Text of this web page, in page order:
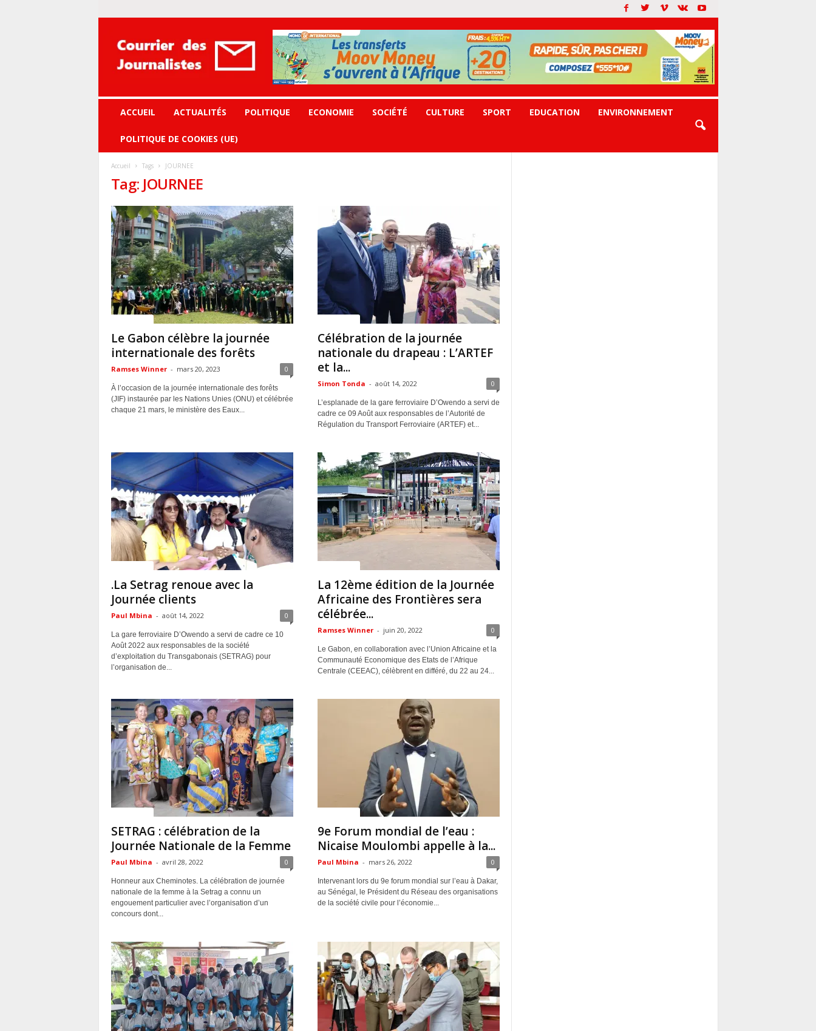
journalistes
ACCUEIL ACTUALITÉS POLITIQUE ECONOMIE SOCIÉTÉ CULTURE SPORT EDUCATION ENVIRONNEMENT
POLITIQUE DE COOKIES (UE)
Accueil Tags JOURNEE
Tag: JOURNEE
Le Gabon célèbre la journée
internationale des forêts
Ramses Winner - mars 20, 2023 0
À l’occasion de la journée internationale des forêts
(JIF) instaurée par les Nations Unies (ONU) et célébrée
chaque 21 mars, le ministère des Eaux...
Célébration de la journée
nationale du drapeau : L’ARTEF
et la...
Simon Tonda - août 14, 2022 0
L’esplanade de la gare ferroviaire D’Owendo a servi de
cadre ce 09 Août aux responsables de l’Autorité de
Régulation du Transport Ferroviaire (ARTEF) et...
.La Setrag renoue avec la
Journée clients
Paul Mbina - août 14, 2022 0
La gare ferroviaire D’Owendo a servi de cadre ce 10
Août 2022 aux responsables de la société
d’exploitation du Transgabonais (SETRAG) pour
l’organisation de...
La 12ème édition de la Journée
Africaine des Frontières sera
célébrée...
Ramses Winner - juin 20, 2022 0
Le Gabon, en collaboration avec l’Union Africaine et la
Communauté Economique des Etats de l’Afrique
Centrale (CEEAC), célèbrent en différé, du 22 au 24...
SETRAG : célébration de la
Journée Nationale de la Femme
Paul Mbina - avril 28, 2022 0
Honneur aux Cheminotes. La célébration de journée
nationale de la femme à la Setrag a connu un
engouement particulier avec l’organisation d’un
concours dont...
9e Forum mondial de l’eau :
Nicaise Moulombi appelle à la...
Paul Mbina - mars 26, 2022 0
Intervenant lors du 9e forum mondial sur l’eau à Dakar,
au Sénégal, le Président du Réseau des organisations
de la société civile pour l’économie...